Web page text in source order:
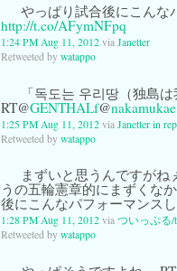
やっぱり試合後にこんな
http://t.co/AFymNFpq
1:24 PM Aug 11, 2012 via Janetter
Retweeted by watappo
「독도는 우리땅（独島は
RT@GENTHALf@nakamukae
1:25 PM Aug 11, 2012 via Janetter in
Retweeted by watappo
まずいと思うんですがね
うの五輪憲章的にまずくな
後にこんなパフォーマンスし
1:28 PM Aug 11, 2012 via ついっぷる/
Retweeted by watappo